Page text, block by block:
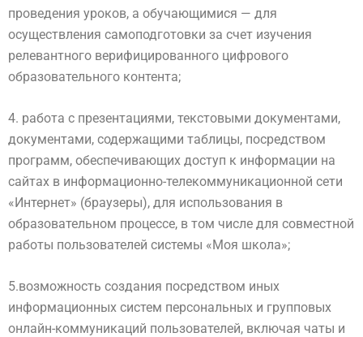
проведения уроков, а обучающимися — для
осуществления самоподготовки за счет изучения
релевантного верифицированного цифрового
образовательного контента;
4. работа с презентациями, текстовыми документами,
документами, содержащими таблицы, посредством
программ, обеспечивающих доступ к информации на
сайтах в информационно-телекоммуникационной сети
«Интернет» (браузеры), для использования в
образовательном процессе, в том числе для совместной
работы пользователей системы «Моя школа»;
5.возможность создания посредством иных
информационных систем персональных и групповых
онлайн-коммуникаций пользователей, включая чаты и